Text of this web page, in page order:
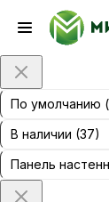
По умолчанию
В наличии (37)
Панель